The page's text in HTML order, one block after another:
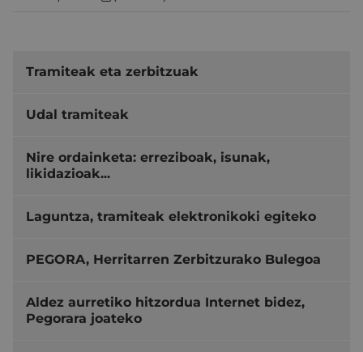
Tramiteak eta zerbitzuak
Udal tramiteak
Nire ordainketa: erreziboak, isunak,
likidazioak...
Laguntza, tramiteak elektronikoki egiteko
PEGORA, Herritarren Zerbitzurako Bulegoa
Aldez aurretiko hitzordua Internet bidez,
Pegorara joateko